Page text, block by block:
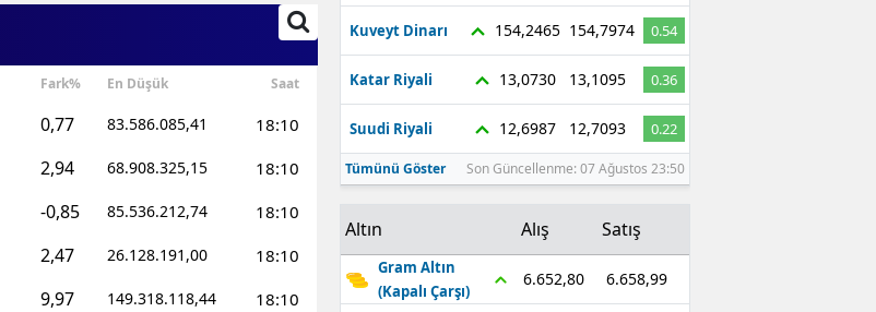
Diyarbakır
Edirne
Elazığ
Erzincan
Fark% En Düşük Saat
0,77 83.586.085,41 18:10
2,94 68.908.325,15 18:10
-0,85 85.536.212,74 18:10
2,47 26.128.191,00 18:10
9,97 149.318.118,44 18:10
Kuveyt Dinarı 154,2465 154,7974 0.54
Katar Riyali 13,0730 13,1095 0.36
Suudi Riyali 12,6987 12,7093 0.22
Tümünü Göster Son Güncellenme: 07 Ağustos 23:50
Altın Alış Satış
Gram Altın
(Kapalı Çarşı)
6.652,80 6.658,99